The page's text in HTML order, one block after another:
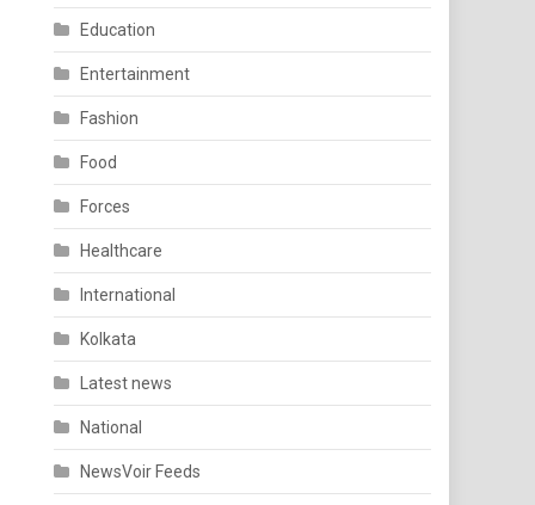
Education
Entertainment
Fashion
Food
Forces
Healthcare
International
Kolkata
Latest news
National
NewsVoir Feeds